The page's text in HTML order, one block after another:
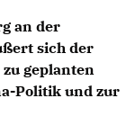
an der
sich der
zu geplanten
Politik und zur